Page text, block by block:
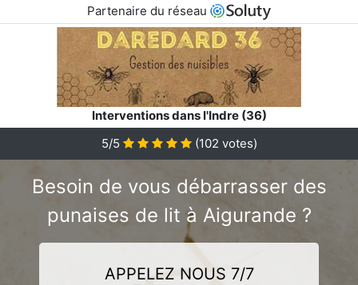
Partenaire du réseau
Interventions dans l'Indre (36)
5/5 (102 votes)
Besoin de vous débarrasser des
punaises de lit à Aigurande ?
APPELEZ NOUS 7/7